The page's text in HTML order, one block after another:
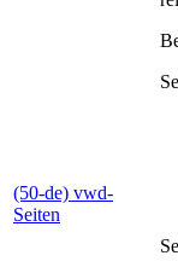
(50-de) vwd-
Seiten